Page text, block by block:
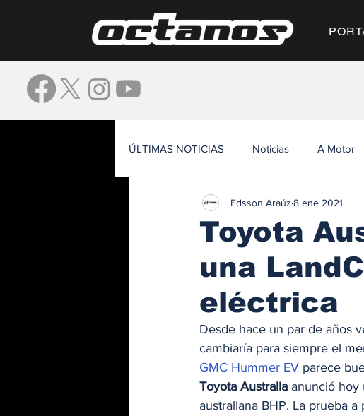
ÚLTIMAS NOTICIAS Noticias A Motor
Toyota
una
eléctrica
Edsson Araúz 8 ene 2021
Desde hace un par de años
cambiaría para siempre el
GMC Hummer EV parece
Toyota Australia anunció hoy
australiana BHP. La prueba